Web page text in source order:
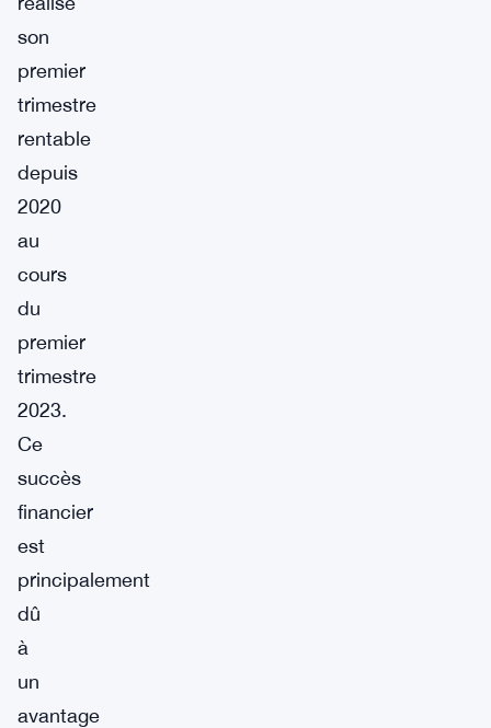
son
premier
trimestre
rentable
depuis
2020
au
cours
du
premier
trimestre
2023.
Ce
succès
financier
est
principalement
dû
à
un
avantage